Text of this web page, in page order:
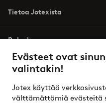
Evästeet ovat
valintakin!
Jotex käyttää
välttämättömiä evästeitä
Tietoa Jotexista
Palvelumme
Ehdot
Ystävät